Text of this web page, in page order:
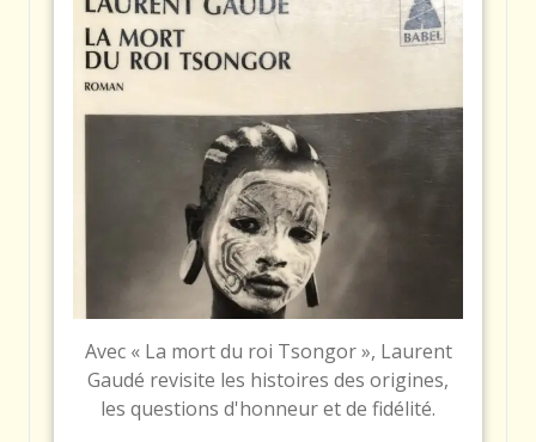
Avec « La mort du roi Tsongor », Laurent
Gaudé revisite les histoires des origines,
les questions d'honneur et de fidélité.